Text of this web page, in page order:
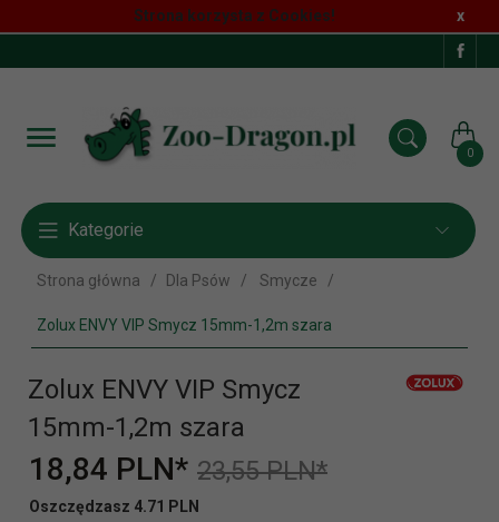
Strona korzysta z Cookies! x
0
Kategorie
Strona główna Dla Psów Smycze
Zolux ENVY VIP Smycz 15mm-1,2m szara
Zolux ENVY VIP Smycz
15mm-1,2m szara
18,84 PLN* 23,55 PLN*
Oszczędzasz 4.71 PLN